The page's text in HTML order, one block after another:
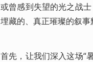
或曾感到失望的光之战
埋藏的、真正璀璨的叙事
首先，让我们深入这场“